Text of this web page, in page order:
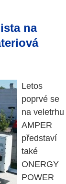
na
Letos
poprvé se
na veletrhu
AMPER
představí
také
ONERGY
POWER